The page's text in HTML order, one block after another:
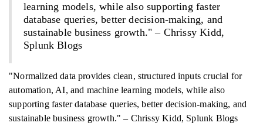
learning models, while also supporting faster
database queries, better decision-making, and
sustainable business growth." – Chrissy Kidd,
Splunk Blogs
"Normalized data provides clean, structured inputs crucial for
automation, AI, and machine learning models, while also
supporting faster database queries, better decision-making, and
sustainable business growth." – Chrissy Kidd, Splunk Blogs